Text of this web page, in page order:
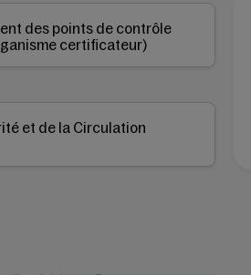
des points de contrôle
certificateur)
et de la Circulation